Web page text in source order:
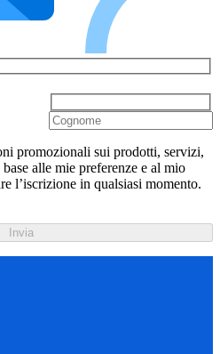
promozionali sui prodotti, servizi,
alle mie preferenze e al mio
l’iscrizione in qualsiasi momento.
Invia